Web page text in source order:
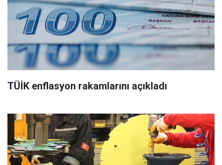
TÜİK enflasyon rakamlarını açıkladı